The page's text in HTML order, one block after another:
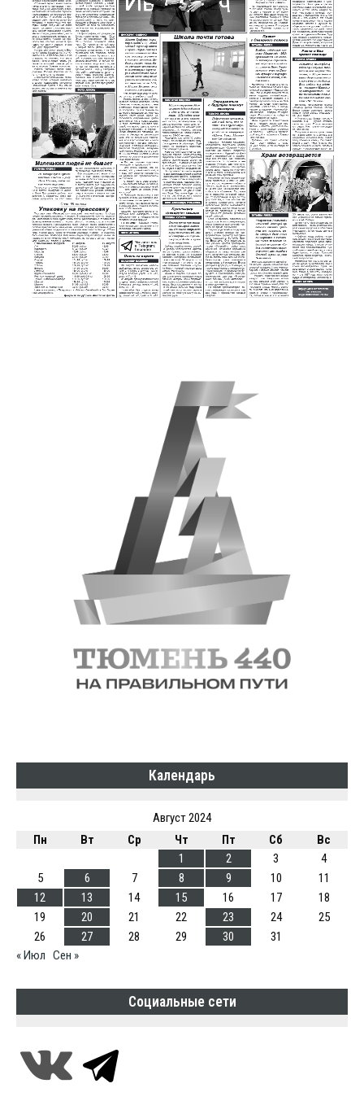
Календарь
Август 2024
Пн
Вт Ср Чт Пт Сб
Вс
1
2 3
4
5
6 7 8 9 10
11
12
13 14 15 16 17
18
19
20 21 22 23 24
25
26
27 28 29 30
31
« Июл Сен »
Социальные сети